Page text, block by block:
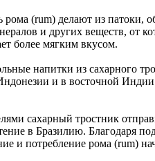
(rum) делают из патоки,
и других веществ, от
более мягким вкусом.
напитки из сахарного
и в восточной
сахарный тростник
в Бразилию. Благодаря
и потребление рома (rum)